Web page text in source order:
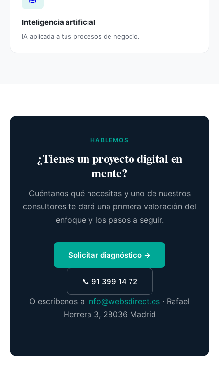
Inteligencia artificial
IA aplicada a tus procesos de negocio.
HABLEMOS
¿Tienes un proyecto digital en
mente?
Cuéntanos qué necesitas y uno de nuestros
consultores te dará una primera valoración del
enfoque y los pasos a seguir.
Solicitar diagnóstico →
📞 91 399 14 72
O escríbenos a info@websdirect.es · Rafael
Herrera 3, 28036 Madrid